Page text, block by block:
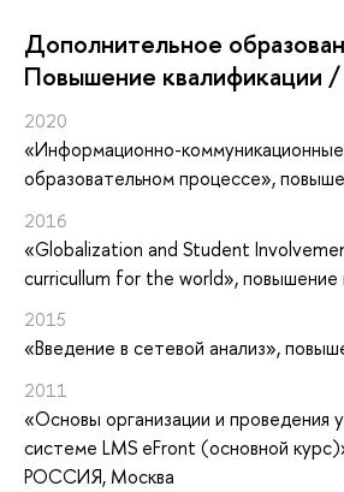
Дополнительное
Повышение квалификации
2020
«Информационно-коммуникационные
образовательном процессе»,
2016
«Globalization and Student
curricullum for the world», повышение
2015
«Введение в сетевой анализ»,
2011
«Основы организации и проведения
системе LMS eFront (основной
РОССИЯ, Москва